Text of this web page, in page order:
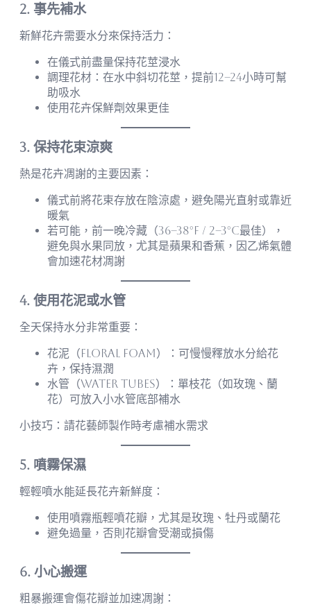
2. 事先補水
新鮮花卉需要水分來保持活力：
在儀式前盡量保持花莖浸水
調理花材：在水中斜切花莖，提前12–24小時可幫
助吸水
使用花卉保鮮劑效果更佳
3. 保持花束涼爽
熱是花卉凋謝的主要因素：
儀式前將花束存放在陰涼處，避免陽光直射或靠近
暖氣
若可能，前一晚冷藏（36–38°F / 2–3°C最佳），
避免與水果同放，尤其是蘋果和香蕉，因乙烯氣體
會加速花材凋謝
4. 使用花泥或水管
全天保持水分非常重要：
花泥（Floral foam）：可慢慢釋放水分給花
卉，保持濕潤
水管（Water tubes）：單枝花（如玫瑰、蘭
花）可放入小水管底部補水
小技巧：請花藝師製作時考慮補水需求
5. 噴霧保濕
輕輕噴水能延長花卉新鮮度：
使用噴霧瓶輕噴花瓣，尤其是玫瑰、牡丹或蘭花
避免過量，否則花瓣會受潮或損傷
6. 小心搬運
粗暴搬運會傷花瓣並加速凋謝：